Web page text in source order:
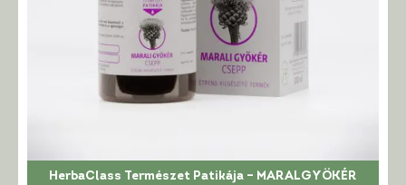
HerbaClass Természet Patikája – MARALGYÖKÉR